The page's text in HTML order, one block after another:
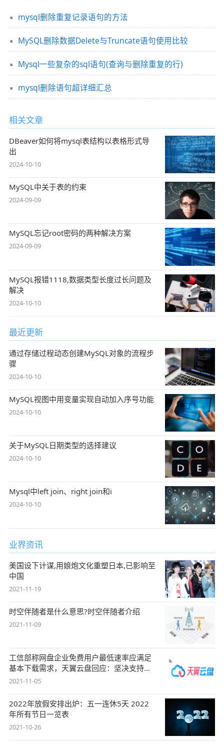
mysql删除重复记录语句的方法
MySQL删除数据Delete与Truncate语句使用比较
Mysql一些复杂的sql语句(查询与删除重复的行)
mysql删除语句超详细汇总
相关文章
DBeaver如何将mysql表结构以表格形式导
出
2024-10-10
MySQL中关于表的约束
2024-09-09
MySQL忘记root密码的两种解决方案
2024-09-09
MySQL报错1118,数据类型长度过长问题及
解决
2024-10-10
最近更新
通过存储过程动态创建MySQL对象的流程步
骤
2024-10-10
MySQL视图中用变量实现自动加入序号功能
2024-10-10
关于MySQL日期类型的选择建议
2024-10-10
Mysql中left join、right join和i
2024-10-10
业界资讯
美国设下计谋,用娘炮文化重塑日本,已影响至
中国
2021-11-19
时空伴随者是什么意思?时空伴随者介绍
2021-11-09
工信部称网盘企业免费用户最低速率应满足
基本下载需求，天翼云盘回应：坚决支持，
始终
2021-11-05
2022年放假安排出炉：五一连休5天 2022
年所有节日一览表
2021-10-26